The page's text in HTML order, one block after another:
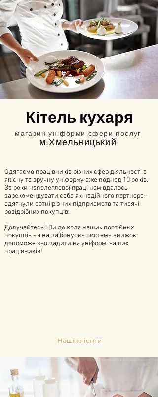
Кітель кухаря
магазин уніформи сфери послуг
м.Хмельницький
Одягаємо працівників різних сфер діяльності в
якісну та зручну уніформу вже поднад 10 років.
За роки наполеглевої праці нам вдалось
зарекомендувати себе як надійного партнера -
одягнули сотні різних підприємств та тисячі
розідрібних покупців.
Долучайтесь і Ви до кола наших постійних
покупців - а наша бонусна система знижок
допоможе заощадити на уніформі ваших
працівників!
Наші клієнти